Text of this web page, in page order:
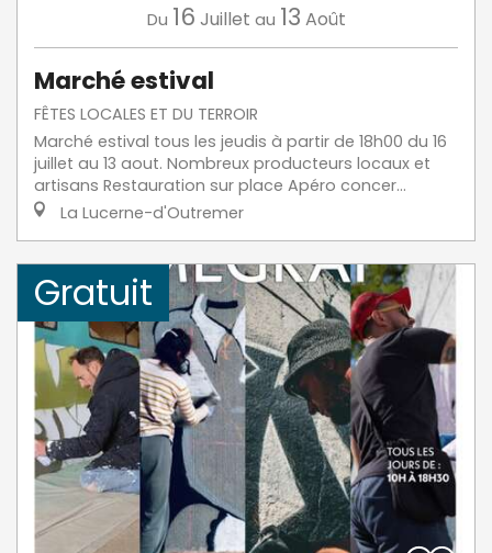
Du 16 Juillet au 13 Août
Marché estival
FÊTES LOCALES ET DU TERROIR
Marché estival tous les jeudis à partir de 18h00 du 16
juillet au 13 aout. Nombreux producteurs locaux et
artisans Restauration sur place Apéro concer...
La Lucerne-d'Outremer
Gratuit